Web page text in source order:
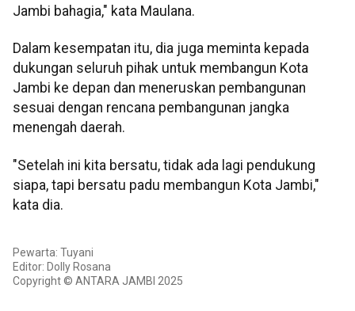
Jambi bahagia," kata Maulana.
Dalam kesempatan itu, dia juga meminta kepada
dukungan seluruh pihak untuk membangun Kota
Jambi ke depan dan meneruskan pembangunan
sesuai dengan rencana pembangunan jangka
menengah daerah.
"Setelah ini kita bersatu, tidak ada lagi pendukung
siapa, tapi bersatu padu membangun Kota Jambi,"
kata dia.
Pewarta: Tuyani
Editor: Dolly Rosana
Copyright © ANTARA JAMBI 2025